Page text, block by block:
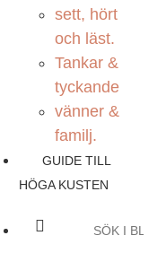
sett, hört
och läst.
Tankar &
tyckande
vänner &
familj.
GUIDE TILL
HÖGA KUSTEN